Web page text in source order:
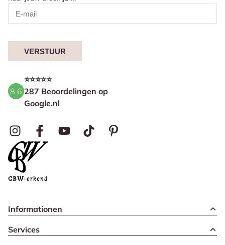
VERSTUUR
8.6
⭐⭐⭐⭐⭐
287 Beoordelingen op
Google.nl
Informationen
Services